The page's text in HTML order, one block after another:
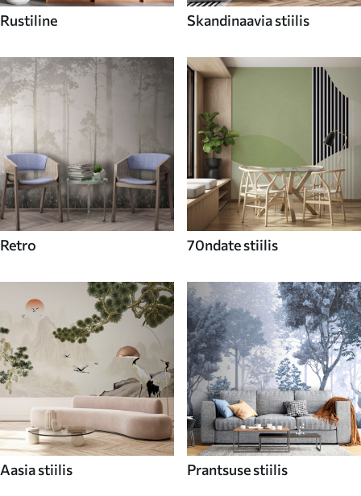
Rustiline Skandinaavia stiilis
Retro 70ndate stiilis
Aasia stiilis Prantsuse stiilis